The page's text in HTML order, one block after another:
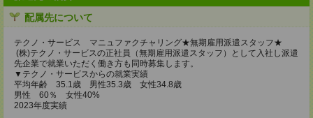
配属先について
テクノ・サービス マニュファクチャリング★無期雇用派遣スタッフ★
(株)テクノ・サービスの正社員（無期雇用派遣スタッフ）として入社し派遣
先企業で就業いただく働き方も同時募集します。
▼テクノ・サービスからの就業実績
平均年齢 35.1歳 男性35.3歳 女性34.8歳
男性 60％ 女性40%
2023年度実績